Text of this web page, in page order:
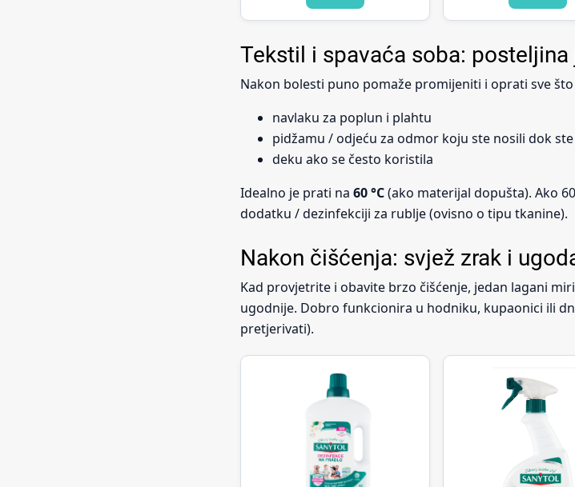
Tekstil i spavaća soba: posteljina
Nakon bolesti puno pomaže promijeniti i oprati sve što
navlaku za poplun i plahtu
pidžamu / odjeću za odmor koju ste nosili dok
deku ako se često koristila
Idealno je prati na 60 °C(ako materijal dopušta). Ako
dodatku / dezinfekciji za rublje (ovisno o tipu tkanine).
Nakon čišćenja: svjež zrak i
Kad provjetrite i obavite brzo čišćenje, jedan lagani
ugodnije. Dobro funkcionira u hodniku, kupaonici ili
pretjerivati).